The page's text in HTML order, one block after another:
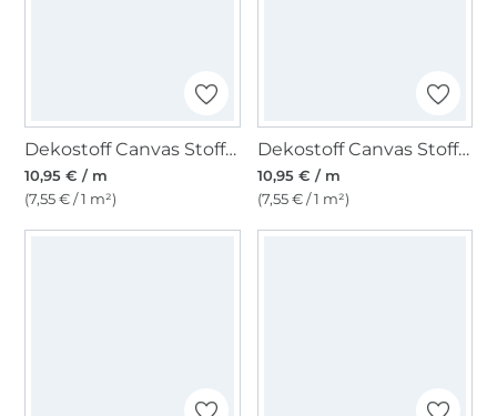
Dekostoff Canvas Stoff uni, anthrazit
10,95 € / m
(7,55 € / 1 m²)
Dekostoff Canvas Stoff uni, ecru
10,95 € / m
(7,55 € / 1 m²)